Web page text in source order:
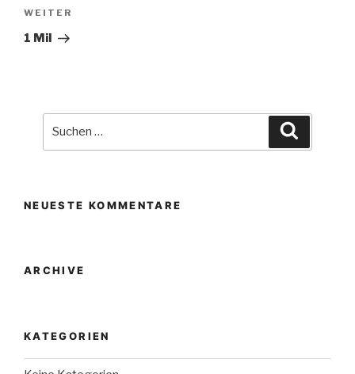
Nächster
Beitrag
WEITER
1 Mil
NEUESTE KOMMENTARE
ARCHIVE
KATEGORIEN